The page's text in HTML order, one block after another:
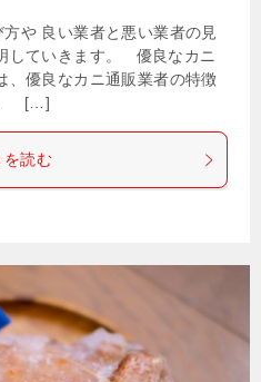
や 良い業者と悪い業者の見
していきます。 優良なカニ
、優良なカニ通販業者の特徴
。 […]
を読む